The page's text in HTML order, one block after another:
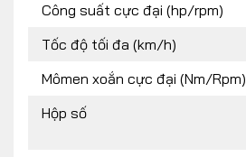
Công suất cực đại (hp/rpm)
Tốc độ tối đa (km/h)
Mômen xoắn cực đại (Nm/Rpm)
Hộp số